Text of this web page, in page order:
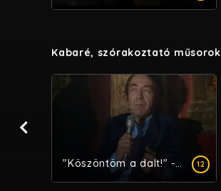
Kabaré, szórakoztató műsorok
12